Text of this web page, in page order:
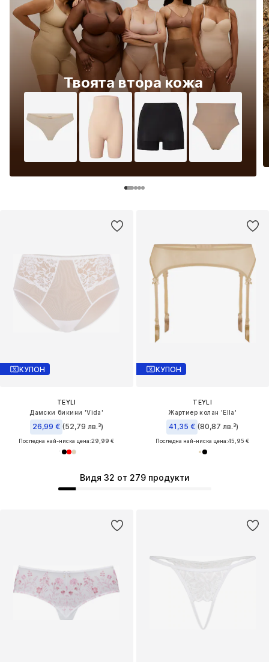
Твоята втора кожа
КУПОН
TEYLI
Дамски бикини 'Vida'
26,99 € (52,79 лв.³)
Последна най-ниска цена:29,99 €
КУПОН
TEYLI
Жартиер колан 'Ella'
41,35 € (80,87 лв.³)
Последна най-ниска цена:45,95 €
Видя 32 от 279 продукти